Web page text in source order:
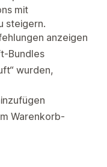
mit
steigern.
anzeigen
Bundles
wurden,
Warenkorb-